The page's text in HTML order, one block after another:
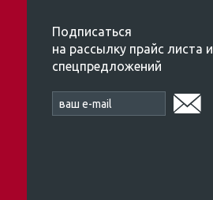
Подписаться
на рассылку прайс листа и
спецпредложений